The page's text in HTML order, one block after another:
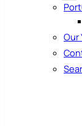
Our